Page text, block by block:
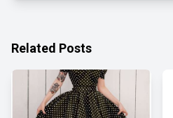
Related Posts